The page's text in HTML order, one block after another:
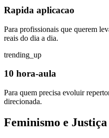
Rapida aplicacao
Para profissionais que querem
reais do dia a dia.
trending_up
10 hora-aula
Para quem precisa evoluir
direcionada.
Feminismo e